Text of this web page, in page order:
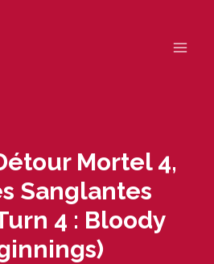
Mortel 4,
Sanglantes
4 : Bloody